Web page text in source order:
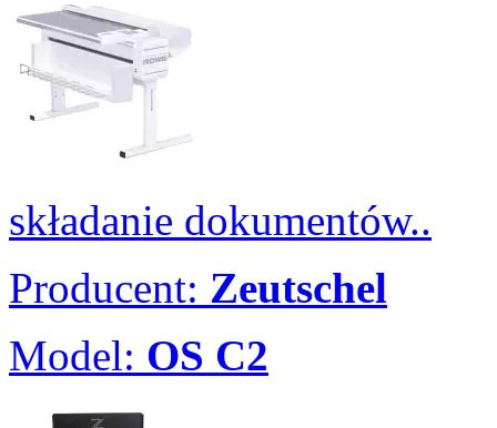
składanie dokumentów..
Producent: Zeutschel
Model: OS C2